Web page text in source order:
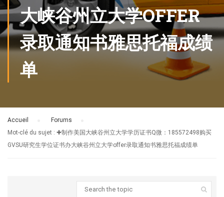
大峡谷州立大学OFFER
录取通知书雅思托福成绩
单
Accueil Forums
Mot-clé du sujet : ✚制作美国大峡谷州立大学学历证书Q微：185572498购买
GVSU研究生学位证书办大峡谷州立大学offer录取通知书雅思托福成绩单